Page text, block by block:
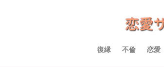
復縁 不倫 恋愛